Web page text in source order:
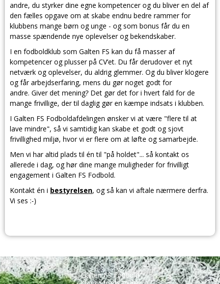
andre, du styrker dine egne kompetencer og du bliver en del af
den fælles opgave om at skabe endnu bedre rammer for
klubbens mange børn og unge - og som bonus får du en
masse spændende nye oplevelser og bekendskaber.
I en fodboldklub som Galten FS kan du få masser af
kompetencer og plusser på CV’et. Du får derudover et nyt
netværk og oplevelser, du aldrig glemmer. Og du bliver klogere
og får arbejdserfaring, mens du gør noget godt for
andre. Giver det mening? Det gør det for i hvert fald for de
mange frivillige, der til daglig gør en kæmpe indsats i klubben.
I Galten FS Fodboldafdelingen ønsker vi at være "flere til at
lave mindre", så vi samtidig kan skabe et godt og sjovt
frivillighed miljø, hvor vi er flere om at løfte og samarbejde.
Men vi har altid plads til én til "på holdet"... så kontakt os
allerede i dag, og hør dine mange muligheder for frivilligt
engagement i Galten FS Fodbold.
Kontakt én i bestyrelsen, og så kan vi aftale nærmere derfra.
Vi ses :-)
Galten FS Fodbold